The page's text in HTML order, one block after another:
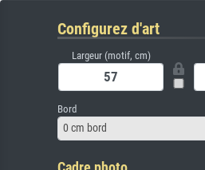
Configurez d'art
Largeur (motif, cm)
Bord
0 cm bord